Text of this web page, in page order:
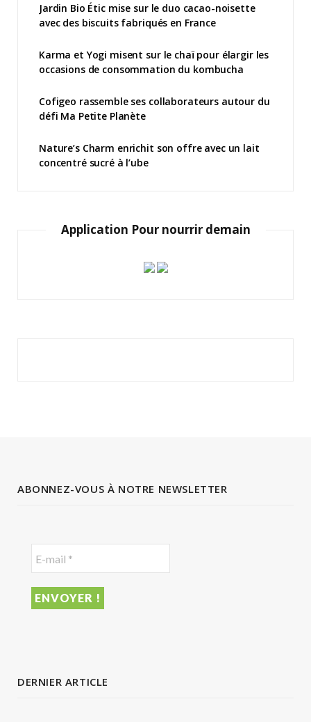
Jardin Bio Étic mise sur le duo cacao-noisette
avec des biscuits fabriqués en France
Karma et Yogi misent sur le chaï pour élargir les
occasions de consommation du kombucha
Cofigeo rassemble ses collaborateurs autour du
défi Ma Petite Planète
Nature’s Charm enrichit son offre avec un lait
concentré sucré à l’ube
Application Pour nourrir demain
ABONNEZ-VOUS À NOTRE NEWSLETTER
DERNIER ARTICLE